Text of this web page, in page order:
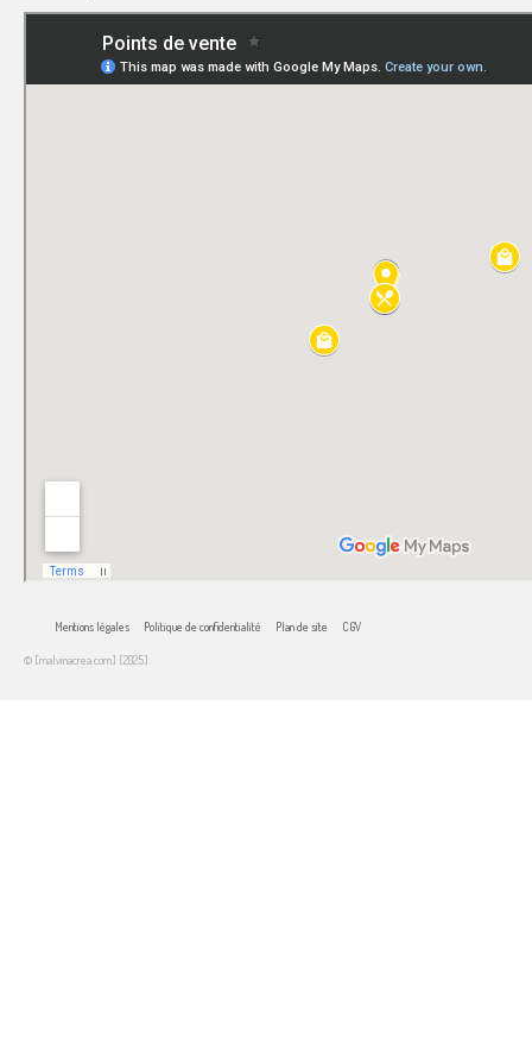
Mentions légales Politique de confidentialité Plan de site CGV
© [malvinacrea.com] [2025]